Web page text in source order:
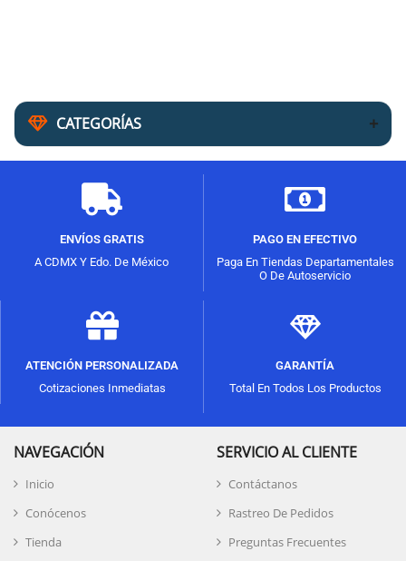
CATEGORÍAS
ENVÍOS GRATIS
A CDMX Y Edo. De México
PAGO EN EFECTIVO
Paga En Tiendas Departamentales
O De Autoservicio
ATENCIÓN PERSONALIZADA
Cotizaciones Inmediatas
GARANTÍA
Total En Todos Los Productos
NAVEGACIÓN
Inicio
Conócenos
Tienda
SERVICIO AL CLIENTE
Contáctanos
Rastreo De Pedidos
Preguntas Frecuentes